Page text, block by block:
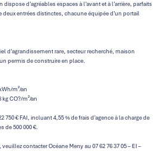
dispose d’agréables espaces à l’avant et à l’arrière, parfaits
deux entrées distinctes, chacune équipée d’un portail
d’agrandissement rare, secteur recherché, maison
permis de construire en place.
m²/an
kg CO?/m²/an
750 € FAI, incluant 4,55 % de frais d’agence à la charge de
de 500 000 €.
contacter Océane Meny au 07 62 76 37 05 – EI –